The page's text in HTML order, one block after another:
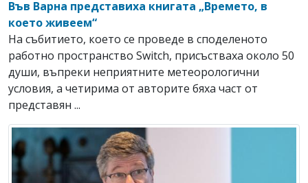
Във Варна представиха книгата „Времето, в
което живеем“
На събитието, което се проведе в споделеното
работно пространство Switch, присъстваха около 50
души, въпреки неприятните метеорологични
условия, а четирима от авторите бяха част от
представян ...